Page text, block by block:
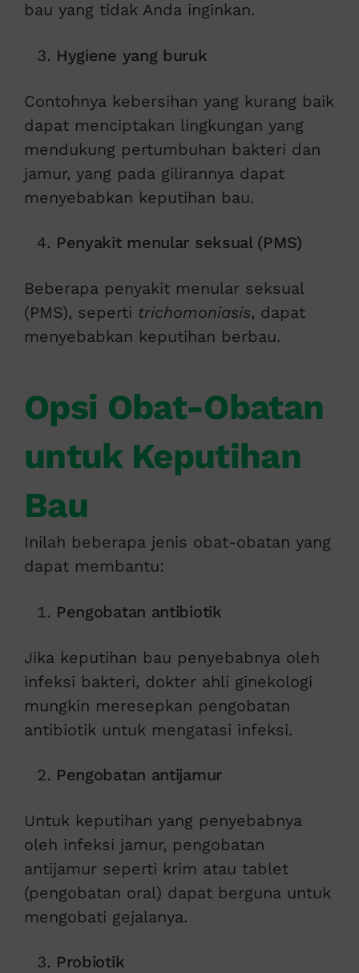
bau yang tidak Anda inginkan.
Hygiene yang buruk
Contohnya kebersihan yang kurang baik
dapat menciptakan lingkungan yang
mendukung pertumbuhan bakteri dan
jamur, yang pada gilirannya dapat
menyebabkan keputihan bau.
Penyakit menular seksual (PMS)
Beberapa penyakit menular seksual
(PMS), seperti trichomoniasis, dapat
menyebabkan keputihan berbau.
Opsi Obat-Obatan
untuk Keputihan
Bau
Inilah beberapa jenis obat-obatan yang
dapat membantu:
Pengobatan antibiotik
Jika keputihan bau penyebabnya oleh
infeksi bakteri, dokter ahli ginekologi
mungkin meresepkan pengobatan
antibiotik untuk mengatasi infeksi.
Pengobatan antijamur
Untuk keputihan yang penyebabnya
oleh infeksi jamur, pengobatan
antijamur seperti krim atau tablet
(pengobatan oral) dapat berguna untuk
mengobati gejalanya.
Probiotik